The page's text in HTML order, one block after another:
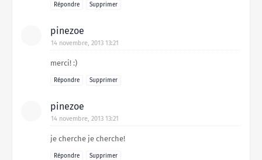
Répondre Supprimer
pinezoe
14 novembre, 2013 13:21
merci! :)
Répondre Supprimer
pinezoe
14 novembre, 2013 13:21
je cherche je cherche!
Répondre Supprimer